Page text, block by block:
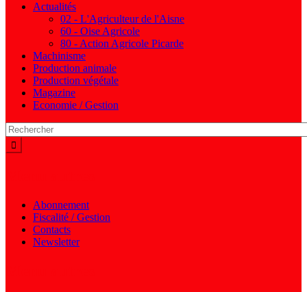
Actualités
02 - L'Agriculteur de l'Aisne
60 - Oise Agricole
80 - Action Agricole Picarde
Machinisme
Production animale
Production végétale
Magazine
Economie / Gestion
Abonnement
Fiscalité / Gestion
Contacts
Newsletter